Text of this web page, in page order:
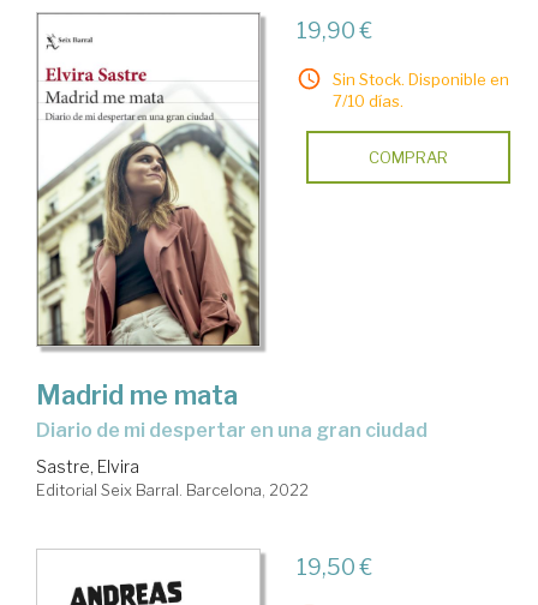
19,90 €
Sin Stock. Disponible en
7/10 días.
COMPRAR
Madrid me mata
diario de mi despertar en una gran ciudad
Sastre, Elvira
Editorial Seix Barral. Barcelona, 2022
19,50 €